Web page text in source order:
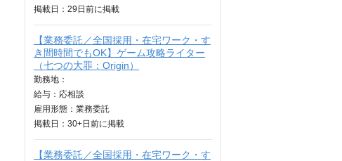
掲載日： 29日 前に掲載
【業務委託／全国採用・在宅ワーク・す
き間時間でもOK】ゲーム攻略ライター
（七つの大罪：Origin）
勤務地：
給与： 応相談
雇用形態：業務委託
掲載日： 30+日 前に掲載
【業務委託／全国採用・在宅ワーク・す